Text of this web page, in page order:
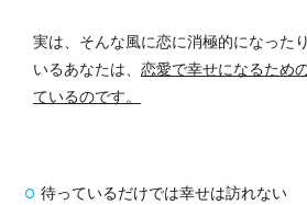
実は、そんな風に恋に消極的になった
いるあなたは、 恋愛で幸せになるため
ているのです。
待っているだけでは幸せは訪れない